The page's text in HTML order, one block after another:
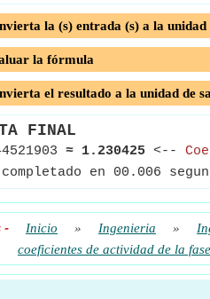
la (s) entrada (s) a la unidad
la fórmula
el resultado a la unidad de
FINAL
≈ 1.230425 <--
en 00.006
- Inicio » Ingenieria »
coeficientes de actividad de la